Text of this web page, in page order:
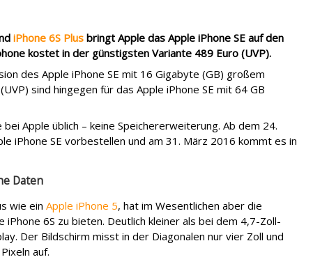
iPhone 6S Plus bringt Apple das Apple iPhone SE auf den
kostet in der günstigsten Variante 489 Euro (UVP).
des Apple iPhone SE mit 16 Gigabyte (GB) großem
sind hingegen für das Apple iPhone SE mit 64 GB
Apple üblich – keine Speichererweiterung. Ab dem 24.
iPhone SE vorbestellen und am 31. März 2016 kommt es in
Daten
wie ein Apple iPhone 5, hat im Wesentlichen aber die
6S zu bieten. Deutlich kleiner als bei dem 4,7-Zoll-
Der Bildschirm misst in der Diagonalen nur vier Zoll und
auf.